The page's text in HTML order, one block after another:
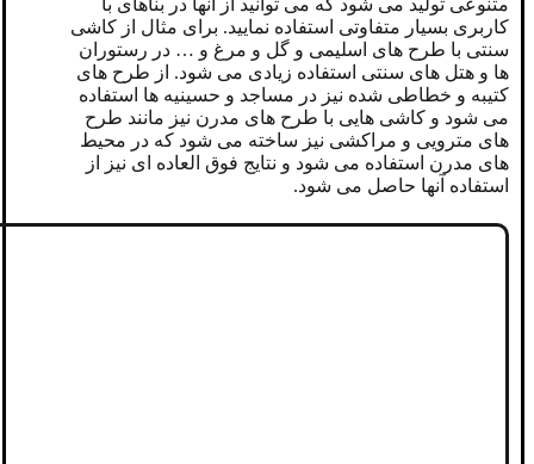
متنوعی تولید می شود که می توانید از آنها در بناهای با
کاربری بسیار متفاوتی استفاده نمایید. برای مثال از کاشی
سنتی با طرح های اسلیمی و گل و مرغ و … در رستوران
ها و هتل های سنتی استفاده زیادی می شود. از طرح های
کتیبه و خطاطی شده نیز در مساجد و حسینیه ها استفاده
می شود و کاشی هایی با طرح های مدرن نیز مانند طرح
های مترویی و مراکشی نیز ساخته می شود که در محیط
های مدرن استفاده می شود و نتایج فوق العاده ای نیز از
استفاده آنها حاصل می شود.